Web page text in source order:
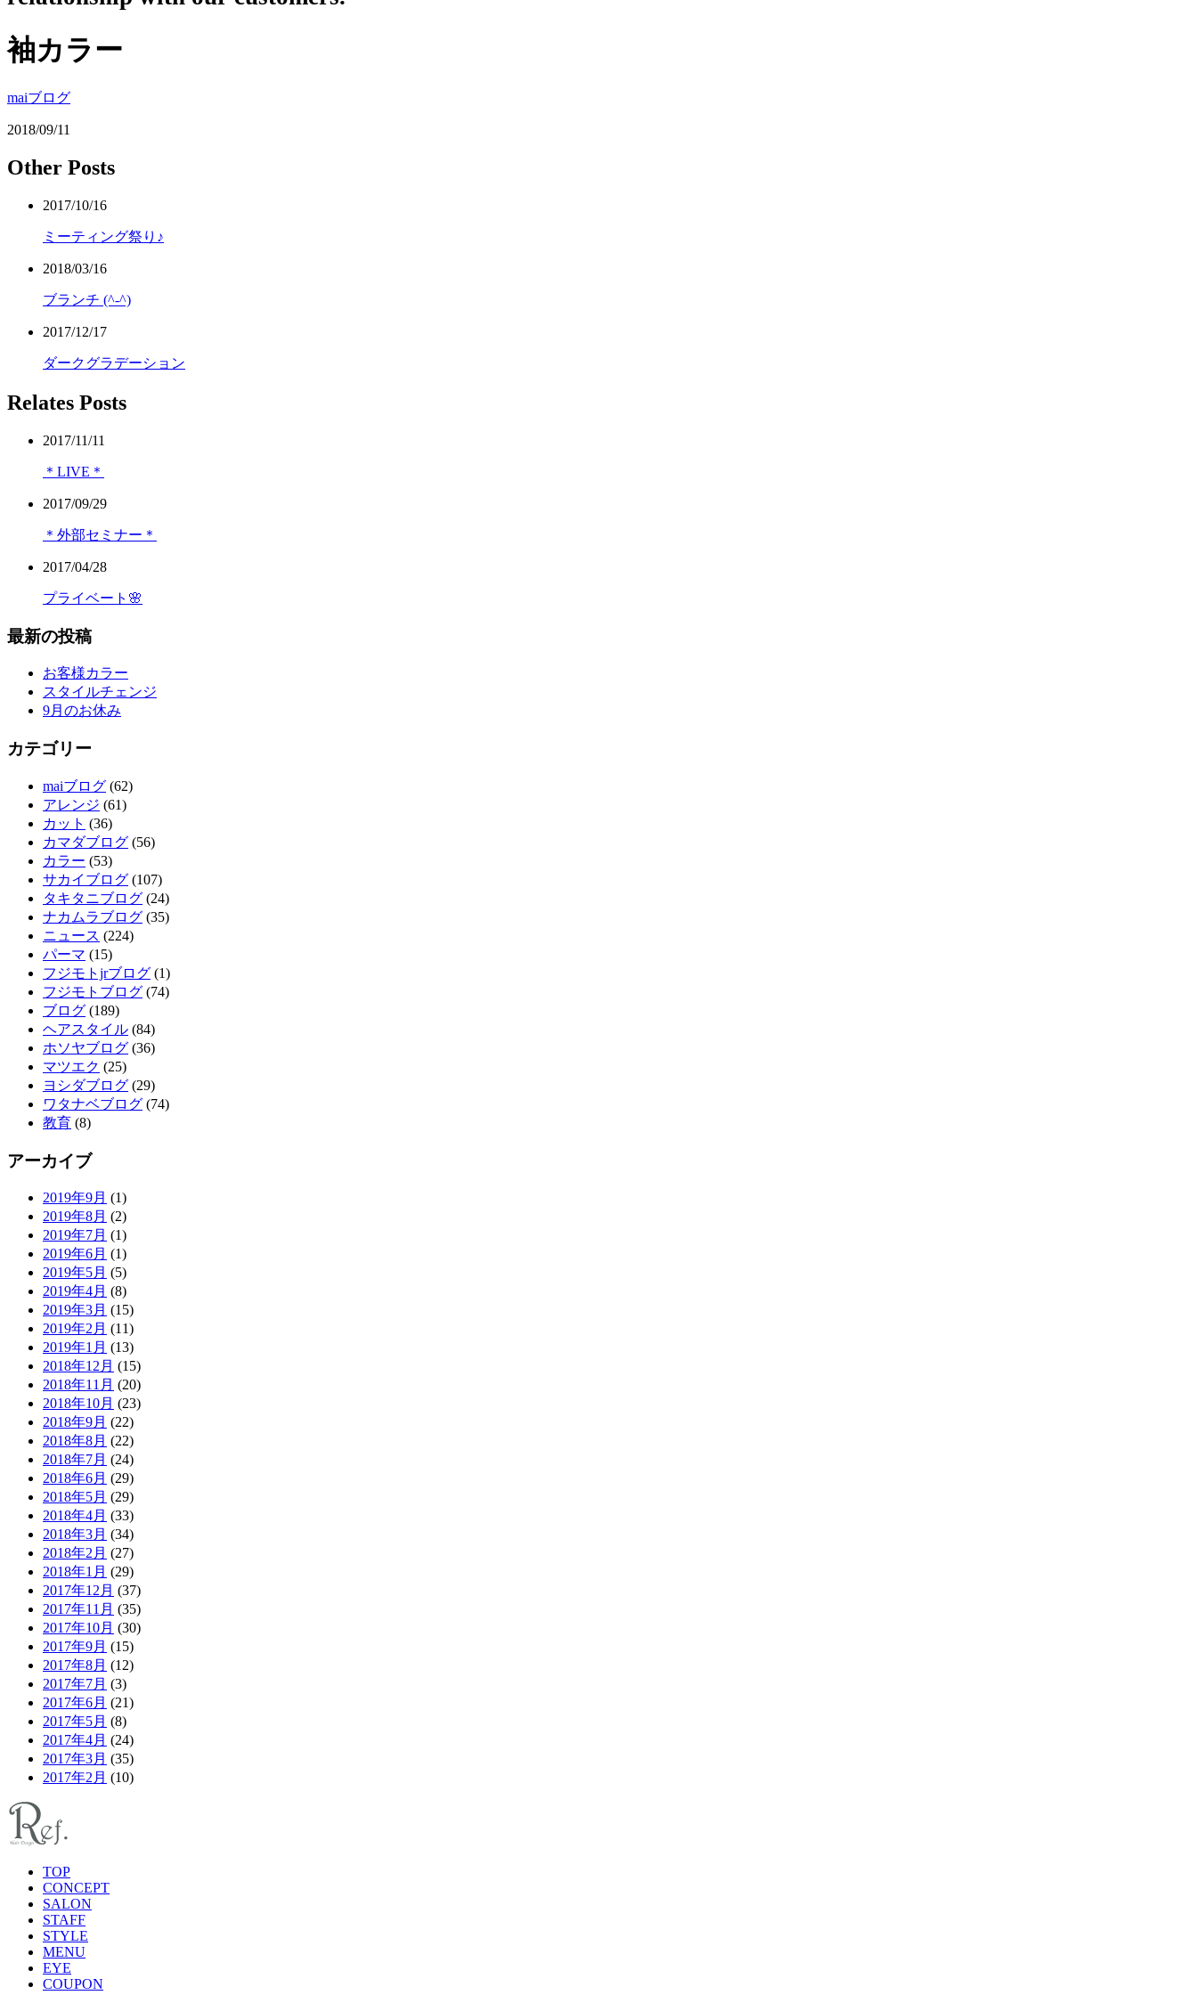
袖カラー
maiブログ
2018/09/11
Other Posts
2017/10/16
ミーティング祭り♪
2018/03/16
ブランチ (^-^)
2017/12/17
ダークグラデーション
Relates Posts
2017/11/11
＊LIVE＊
2017/09/29
＊外部セミナー＊
2017/04/28
プライベート🌸
最新の投稿
お客様カラー
スタイルチェンジ
9月のお休み
カテゴリー
maiブログ (62)
アレンジ (61)
カット (36)
カマダブログ (56)
カラー (53)
サカイブログ (107)
タキタニブログ (24)
ナカムラブログ (35)
ニュース (224)
パーマ (15)
フジモトjrブログ (1)
フジモトブログ (74)
ブログ (189)
ヘアスタイル (84)
ホソヤブログ (36)
マツエク (25)
ヨシダブログ (29)
ワタナベブログ (74)
教育 (8)
アーカイブ
2019年9月 (1)
2019年8月 (2)
2019年7月 (1)
2019年6月 (1)
2019年5月 (5)
2019年4月 (8)
2019年3月 (15)
2019年2月 (11)
2019年1月 (13)
2018年12月 (15)
2018年11月 (20)
2018年10月 (23)
2018年9月 (22)
2018年8月 (22)
2018年7月 (24)
2018年6月 (29)
2018年5月 (29)
2018年4月 (33)
2018年3月 (34)
2018年2月 (27)
2018年1月 (29)
2017年12月 (37)
2017年11月 (35)
2017年10月 (30)
2017年9月 (15)
2017年8月 (12)
2017年7月 (3)
2017年6月 (21)
2017年5月 (8)
2017年4月 (24)
2017年3月 (35)
2017年2月 (10)
TOP
CONCEPT
SALON
STAFF
STYLE
MENU
EYE
COUPON